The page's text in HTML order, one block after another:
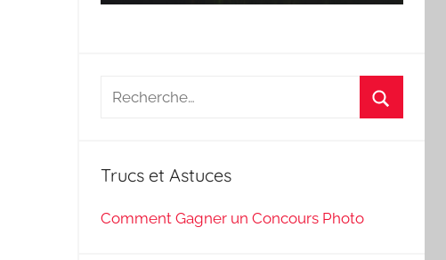
Recherche
Trucs et Astuces
Comment Gagner un Concours Photo